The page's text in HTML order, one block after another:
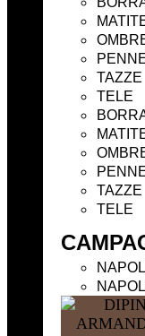
TAZZE
TELE
TAZZE
TELE